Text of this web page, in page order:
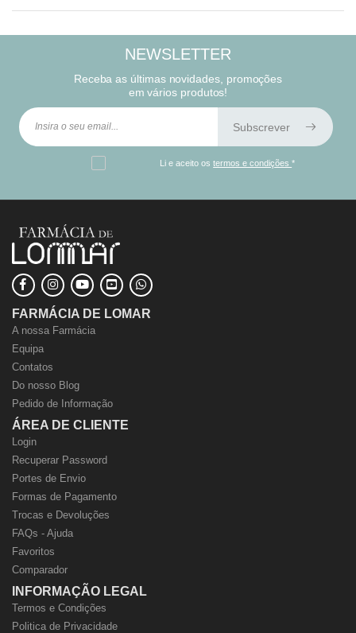
NEWSLETTER
Receba as últimas novidades, promoções
em vários produtos!
Subscrever
Li e aceito ostermos e condições*
FARMÁCIA DE LOMAR
A nossa Farmácia
Equipa
Contatos
Do nosso Blog
Pedido de Informação
ÁREA DE CLIENTE
Login
Recuperar Password
Portes de Envio
Formas de Pagamento
Trocas e Devoluções
FAQs - Ajuda
Favoritos
Comparador
INFORMAÇÃO LEGAL
Termos e Condições
Politica de Privacidade